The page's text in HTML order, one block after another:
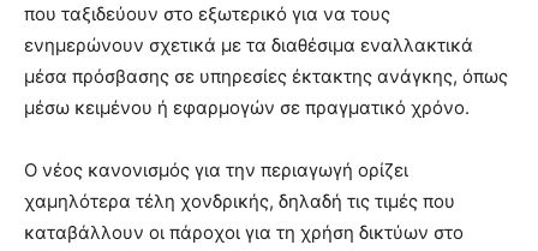
που ταξιδεύουν στο εξωτερικό για να τους
ενημερώνουν σχετικά με τα διαθέσιμα εναλλακτικά
μέσα πρόσβασης σε υπηρεσίες έκτακτης ανάγκης, όπως
μέσω κειμένου ή εφαρμογών σε πραγματικό χρόνο.
Ο νέος κανονισμός για την περιαγωγή ορίζει
χαμηλότερα τέλη χονδρικής, δηλαδή τις τιμές που
καταβάλλουν οι πάροχοι για τη χρήση δικτύων στο